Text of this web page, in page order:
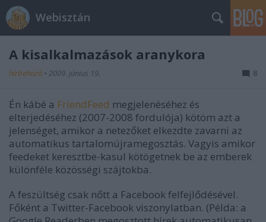
Webisztán
A kisalkalmazások aranykora
hírbehozó • 2009. június 19. 8
Én kábé a FriendFeed megjelenéséhez és
elterjedéséhez (2007-2008 fordulója) kötöm azt a
jelenséget, amikor a netezőket elkezdte zavarni az
automatikus tartalomújramegosztás. Vagyis amikor
feedeket keresztbe-kasul kötögetnek be az emberek
különféle közösségi szájtokba.
A feszültség csak nőtt a Facebook felfejlődésével.
Főként a Twitter-Facebook viszonylatban. (Példa: a